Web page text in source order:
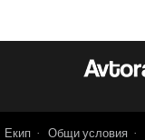
Екип Общи условия